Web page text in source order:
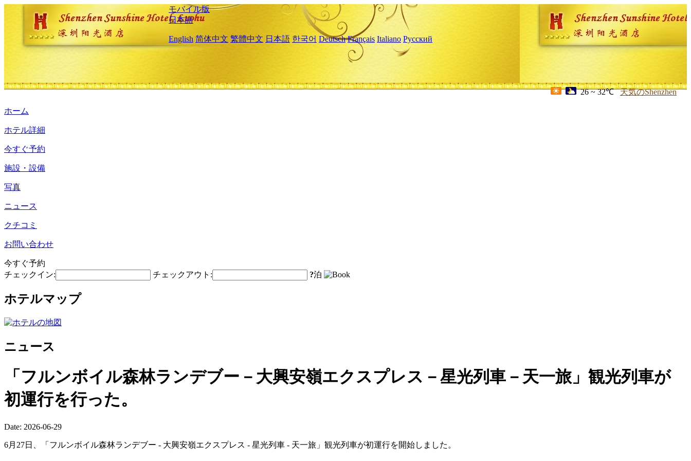
モバイル版
日本語
English 简体中文 繁體中文 日本語 한국어 Deutsch Français Italiano Русский
26 ~ 32℃ 天気のShenzhen
ホーム
ホテル詳細
今すぐ予約
施設・設備
写真
ニュース
クチコミ
お問い合わせ
今すぐ予約
チェックイン:
チェックアウト: ?泊
ホテルマップ
ニュース
「フルンボイル森林ランデブー－大興安嶺エクスプレス－星光列車－天一旅」観光列車が
初運行を行った。
Date: 2026-06-29
6月27日、「フルンボイル森林ランデブー - 大興安嶺エクスプレス - 星光列車 - 天一旅」観光列車が初運行を開始しました。